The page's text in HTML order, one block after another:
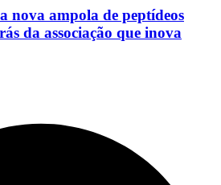
nova ampola de peptídeos
da associação que inova